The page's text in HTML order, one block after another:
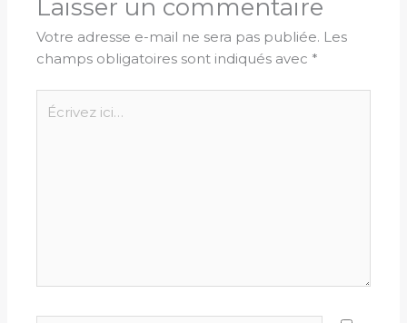
Laisser un commentaire
Votre adresse e-mail ne sera pas publiée. Les
champs obligatoires sont indiqués avec *
ici…